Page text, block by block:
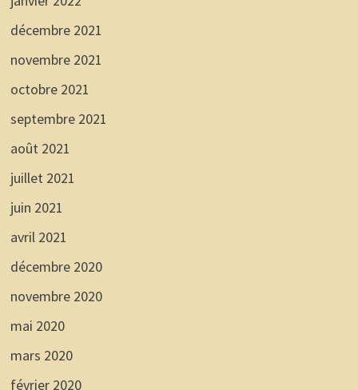
décembre 2021
novembre 2021
octobre 2021
septembre 2021
août 2021
juillet 2021
juin 2021
avril 2021
décembre 2020
novembre 2020
mai 2020
mars 2020
février 2020